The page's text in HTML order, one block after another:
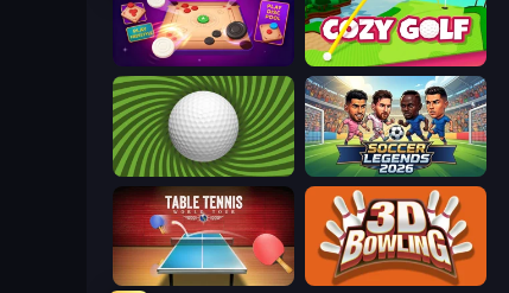
Cozy Golf
The Speedy Golf Soccer Legends 2026
Table Tennis World Tour 3D Bowling